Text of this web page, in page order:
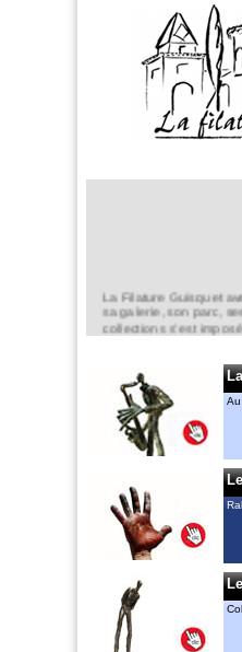
La Filature Guisquet
sa galerie, son parc,
collections s’est
comme un lieu
Elle est un espace
permanent,
mais aussi ponctuel
“jardin de la Filature “
Anne-Marie
y ont chacun leur
également des cours
céramique et exposent
dans la Galerie
amcassiers@orange.fr,
gmenant@free.fr 06
Ils ont créé
le “Printemps de la
l’association “Valeurs
relais en 2018 à